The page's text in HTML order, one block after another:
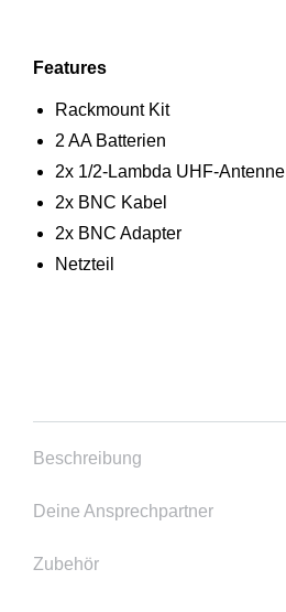
Features
Rackmount Kit
2 AA Batterien
2x 1/2-Lambda UHF-Antenne
2x BNC Kabel
2x BNC Adapter
Netzteil
Beschreibung
Deine Ansprechpartner
Zubehör